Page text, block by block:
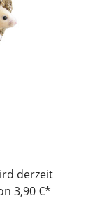
derzeit
3,90 €*